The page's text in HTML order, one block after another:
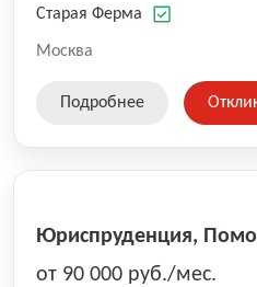
России (Wildberries, Ozon,
на глобальной доставке
SKU, премиальные бренды
Старая Ферма
Москва
Подробнее
Юриспруденция,
от 90 000 руб./мес.